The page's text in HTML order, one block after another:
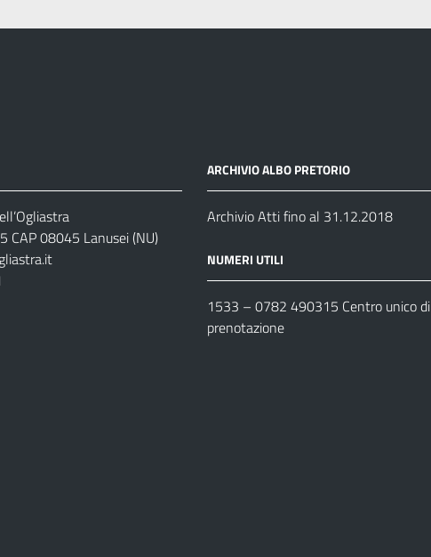
CAP 08045 Lanusei (NU)
ARCHIVIO ALBO PRETORIO
Archivio Atti fino al 31.12.2018
NUMERI UTILI
1533 – 0782 490315 Centro unico di
prenotazione